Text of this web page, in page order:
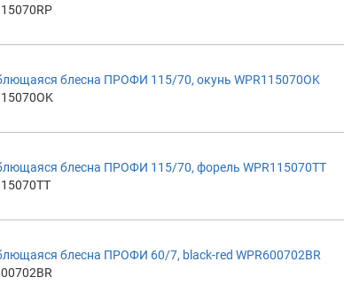
блесна ПРОФИ 115/70, окунь WPR115070OK
блесна ПРОФИ 115/70, форель WPR115070TT
блесна ПРОФИ 60/7, black-red WPR600702BR